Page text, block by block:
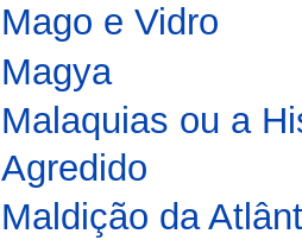
Mago e Vidro
Magya
Malaquias ou a
Agredido
Maldição da